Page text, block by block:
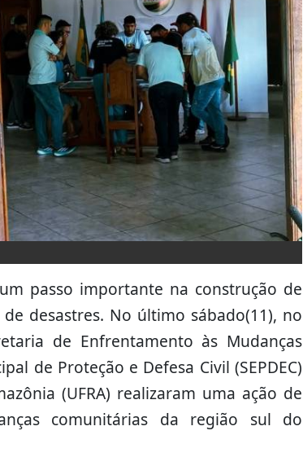
passo importante na construção de
desastres. No último sábado(11), no
de Enfrentamento às Mudanças
de Proteção e Defesa Civil (SEPDEC)
(UFRA) realizaram uma ação de
comunitárias da região sul do